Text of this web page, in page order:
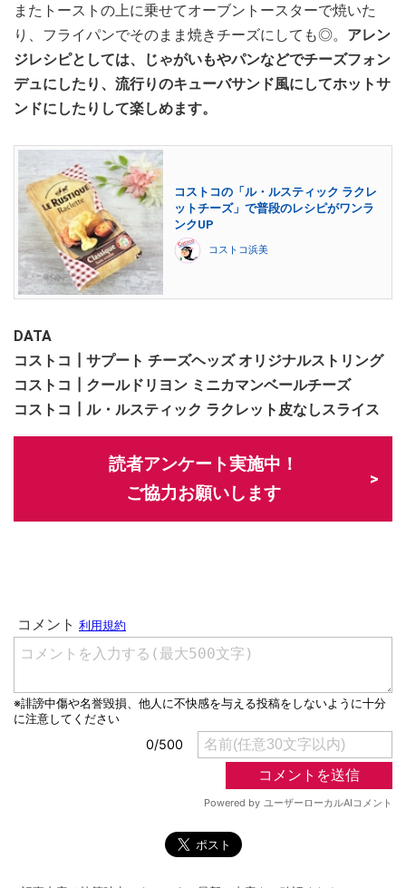
またトーストの上に乗せてオーブントースターで焼いた
り、フライパンでそのまま焼きチーズにしても◎。 アレン
ジレシピとしては、じゃがいもやパンなどでチーズフォン
デュにしたり、流行りのキューバサンド風にしてホットサ
ンドにしたりして楽しめます。
コストコの「ル・ルスティック ラクレ
ットチーズ」で普段のレシピがワンラ
ンクUP
コストコ浜美
DATA
コストコ┃サプート チーズヘッズ オリジナルストリング
コストコ┃クールドリヨン ミニカマンベールチーズ
コストコ┃ル・ルスティック ラクレット皮なしスライス
読者アンケート実施中！
ご協力お願いします